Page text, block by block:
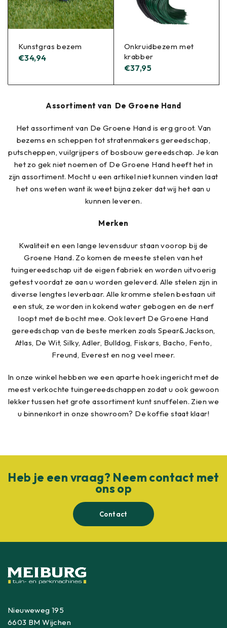
Kunstgras bezem
€34,94
Onkruidbezem met
krabber
€37,95
Assortiment van De Groene Hand
Het assortiment van De Groene Hand is erg groot. Van
bezems en scheppen tot stratenmakers gereedschap,
putscheppen, vuilgrijpers of bosbouw gereedschap. Je kan
het zo gek niet noemen of De Groene Hand heeft het in
zijn assortiment. Mocht u een artikel niet kunnen vinden laat
het ons weten want ik weet bijna zeker dat wij het aan u
kunnen leveren.
Merken
Kwaliteit en een lange levensduur staan voorop bij de
Groene Hand. Zo komen de meeste stelen van het
tuingereedschap uit de eigen fabriek en worden uitvoerig
getest voordat ze aan u worden geleverd. Alle stelen zijn in
diverse lengtes leverbaar. Alle kromme stelen bestaan uit
een stuk, ze worden in kokend water gebogen en de nerf
loopt met de bocht mee. Ook levert De Groene Hand
gereedschap van de beste merken zoals Spear&Jackson,
Atlas, De Wit, Silky, Adler, Bulldog, Fiskars, Bacho, Fento,
Freund, Everest en nog veel meer.
In onze winkel hebben we een aparte hoek ingericht met de
meest verkochte tuingereedschappen zodat u ook gewoon
lekker tussen het grote assortiment kunt snuffelen. Zien we
u binnenkort in onze showroom? De koffie staat klaar!
Heb je een vraag? Neem contact met
ons op
Contact
Nieuweweg 195
6603 BM Wijchen